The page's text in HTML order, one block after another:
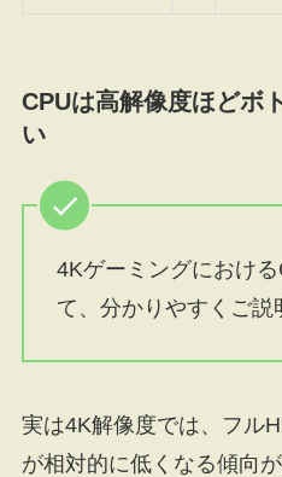
CPUは高解像度ほどボ
い
4Kゲーミングにおけ
て、分かりやすくご説
実は4K解像度では、フル
が相対的に低くなる傾向が